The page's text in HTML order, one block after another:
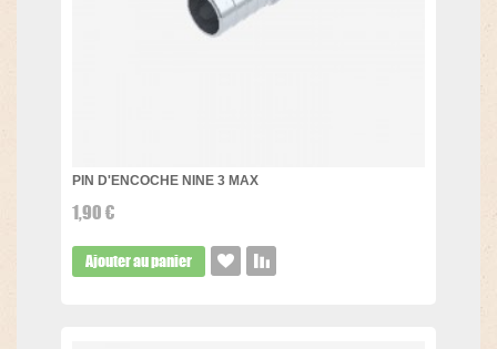
PIN D'ENCOCHE NINE 3 MAX
1,90 €
Ajouter au panier